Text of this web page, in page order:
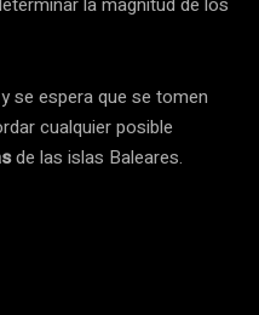
se espera que se tomen
cualquier posible
de las islas Baleares.